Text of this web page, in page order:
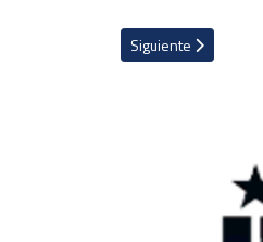
Juegos Olímpicos a un mundial de
Artículo siguiente:
Siguiente